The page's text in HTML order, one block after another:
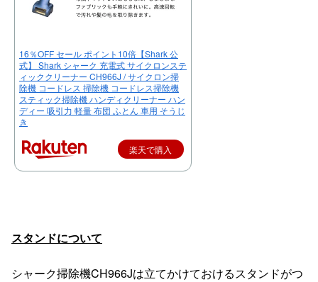
16％OFF セール ポイント10倍【Shark 公
式】 Shark シャーク 充電式 サイクロンステ
ィッククリーナー CH966J / サイクロン掃
除機 コードレス 掃除機 コードレス掃除機
スティック掃除機 ハンディクリーナー ハン
ディー 吸引力 軽量 布団 ふとん 車用 そうじ
き
楽天で購入
スタンドについて
シャーク掃除機CH966Jは立てかけておけるスタンドがつ